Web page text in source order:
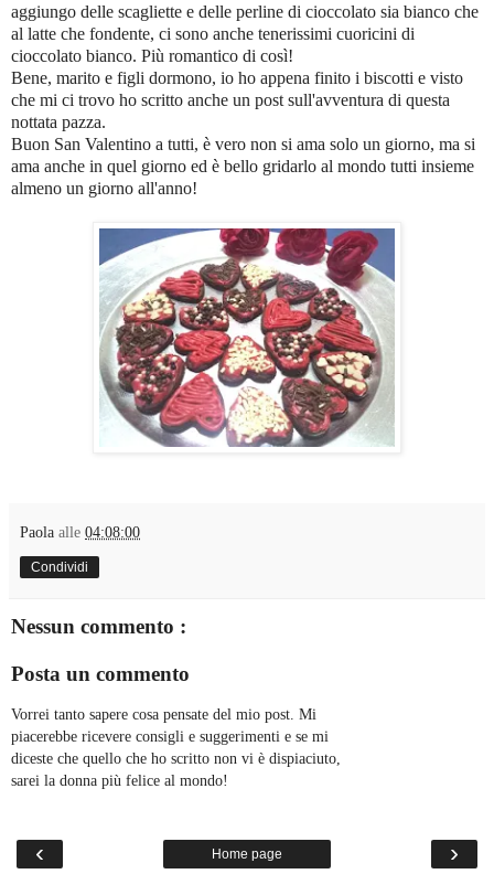
aggiungo delle scagliette e delle perline di cioccolato sia bianco che
al latte che fondente, ci sono anche tenerissimi cuoricini di
cioccolato bianco. Più romantico di così!
Bene, marito e figli dormono, io ho appena finito i biscotti e visto
che mi ci trovo ho scritto anche un post sull'avventura di questa
nottata pazza.
Buon San Valentino a tutti, è vero non si ama solo un giorno, ma si
ama anche in quel giorno ed è bello gridarlo al mondo tutti insieme
almeno un giorno all'anno!
Paola alle 04:08:00
Condividi
Nessun commento :
Posta un commento
Vorrei tanto sapere cosa pensate del mio post. Mi
piacerebbe ricevere consigli e suggerimenti e se mi
diceste che quello che ho scritto non vi è dispiaciuto,
sarei la donna più felice al mondo!
‹ ›
Home page